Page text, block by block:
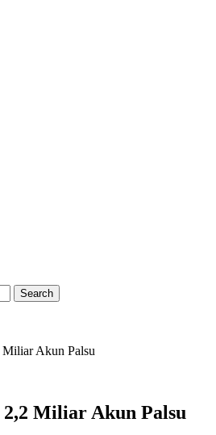
Miliar Akun Palsu
2,2 Miliar Akun Palsu